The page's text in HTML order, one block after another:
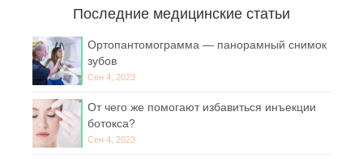
Последние медицинские статьи
Ортопантомограмма — панорамный снимок
зубов
Сен 4, 2023
От чего же помогают избавиться инъекции
ботокса?
Сен 4, 2023